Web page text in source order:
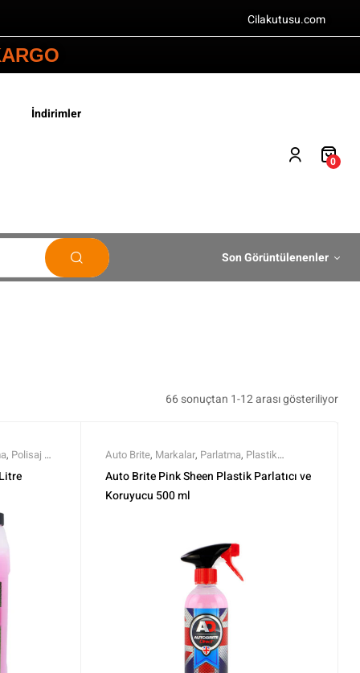
Cilakutusu.com
İndirimler
0
Son Görüntülenenler
66 sonuçtan 1-12 arası gösteriliyor
, Polisaj ve
Auto Brite, Markalar, Parlatma, Plastik
Parlatma ve koruma,Polisaj ve Parlatma,Tüm
Ürünler,Tüm Ürünler
Auto Brite Pink Sheen Plastik Parlatıcı ve
Koruyucu 500 ml